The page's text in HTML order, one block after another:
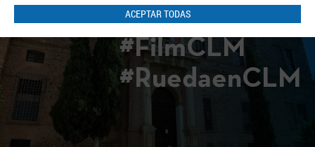
ACEPTAR TODAS
#FilmCLM
#RuedaenCLM